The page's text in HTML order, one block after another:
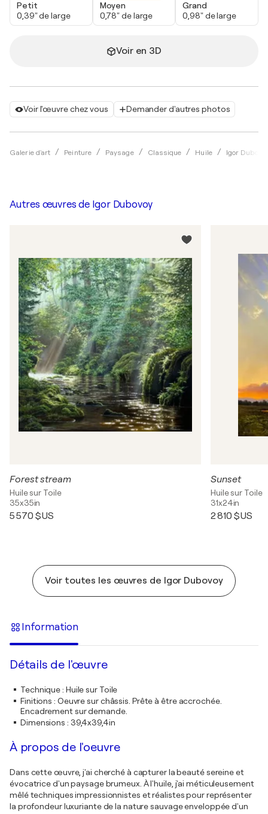
Voir l'œuvre chez vous Demander d'autres photos
Galerie d'art Peinture Paysage Classique Huile Igor
Petit
0,39" de large
Moyen
0,78" de large
Grand
0,98" de large
Voir en 3D
Autres œuvres de Igor Dubovoy
Forest stream
Huile sur Toile
35x35in
5 570 $US
Sunset
Huile sur Toile
31x24in
2 810 $US
Voir toutes les œuvres de Igor Dubovoy
Information
Détails de l'œuvre
Technique: Huile sur Toile
Finitions : Oeuvre sur châssis. Prête à être accrochée.
Encadrement sur demande.
Dimensions : 39,4x39,4in
À propos de l'oeuvre
Dans cette œuvre, j'ai cherché à capturer la beauté sereine et
évocatrice d'un paysage brumeux. À l'huile, j'ai méticuleusement
mêlé techniques impressionnistes et réalistes pour représenter
la profondeur luxuriante de la nature sauvage enveloppée d'un